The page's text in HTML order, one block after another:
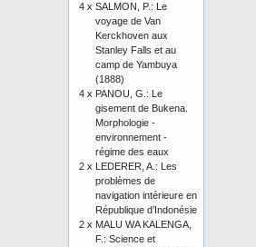
4 x SALMON, P.: Le
voyage de Van
Kerckhoven aux
Stanley Falls et au
camp de Yambuya
(1888)
4 x PANOU, G.: Le
gisement de Bukena.
Morphologie -
environnement -
régime des eaux
2 x LEDERER, A.: Les
problèmes de
navigation intérieure en
République d’Indonésie
2 x MALU WA KALENGA,
F.: Science et